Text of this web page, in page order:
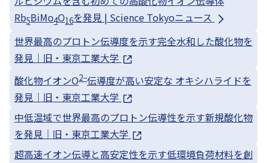
Rb5BiMo4O16を発見 | Science Tokyoニュース
世界最高のプロトン伝導度を示す完全水和した酸化物を
発見｜旧・東京工業大学
酸化物イオンO2−伝導度が高い安定な オキシハライドを
発見｜旧・東京工業大学
中低温域で世界最高のプロトン伝導性を示す新規酸化物
を発見｜旧・東京工業大学
超高速イオン伝導と高安定性を示す低環境負荷材料を創